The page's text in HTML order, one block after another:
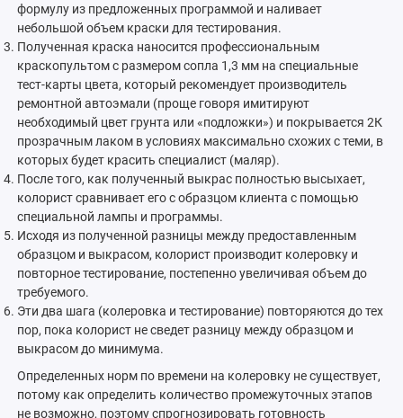
формулу из предложенных программой и наливает
небольшой объем краски для тестирования.
Полученная краска наносится профессиональным
краскопультом с размером сопла 1,3 мм на специальные
тест-карты цвета, который рекомендует производитель
ремонтной автоэмали (проще говоря имитируют
необходимый цвет грунта или «подложки») и покрывается 2К
прозрачным лаком в условиях максимально схожих с теми, в
которых будет красить специалист (маляр).
После того, как полученный выкрас полностью высыхает,
колорист сравнивает его с образцом клиента с помощью
специальной лампы и программы.
Исходя из полученной разницы между предоставленным
образцом и выкрасом, колорист производит колеровку и
повторное тестирование, постепенно увеличивая объем до
требуемого.
Эти два шага (колеровка и тестирование) повторяются до тех
пор, пока колорист не сведет разницу между образцом и
выкрасом до минимума.
Определенных норм по времени на колеровку не существует,
потому как определить количество промежуточных этапов
не возможно, поэтому спрогнозировать готовность